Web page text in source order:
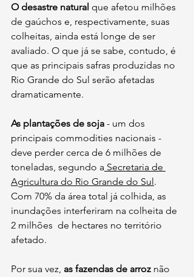
O desastre natural que afetou milhões
de gaúchos e, respectivamente, suas
colheitas, ainda está longe de ser
avaliado. O que já se sabe, contudo, é
que as principais safras produzidas no
Rio Grande do Sul serão afetadas
dramaticamente.
As plantações de soja - um dos
principais commodities nacionais -
deve perder cerca de 6 milhões de
toneladas, segundo a Secretaria de
Agricultura do Rio Grande do Sul.
Com 70% da área total já colhida, as
inundações interferiram na colheita de
2 milhões  de hectares no território
afetado.
Por sua vez, as fazendas de arroz não